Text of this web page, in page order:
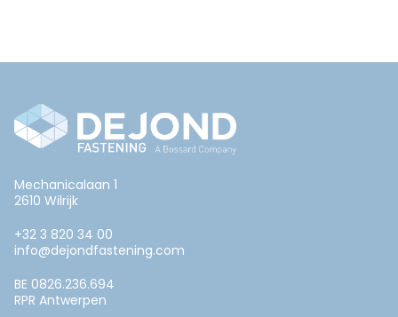
Mechanicalaan 1
2610 Wilrijk
+32 3 820 34 00
info@dejondfastening.com
BE 0826.236.694
RPR Antwerpen